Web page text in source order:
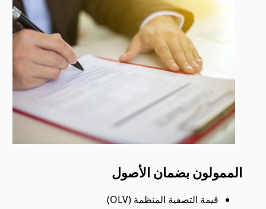
الممولون بضمان الأصول
قيمة التصفية المنظمة (OLV)